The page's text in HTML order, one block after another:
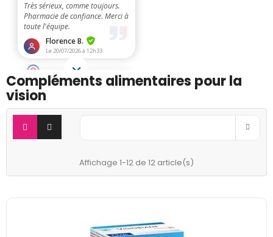
Compléments alimentaires pour la
vision

Affichage 1-12 de 12 article(s)